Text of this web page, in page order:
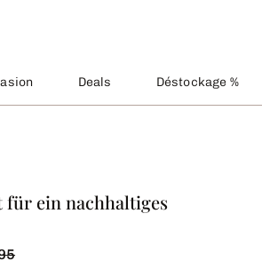
Deals Déstockage %
für ein nachhaltiges